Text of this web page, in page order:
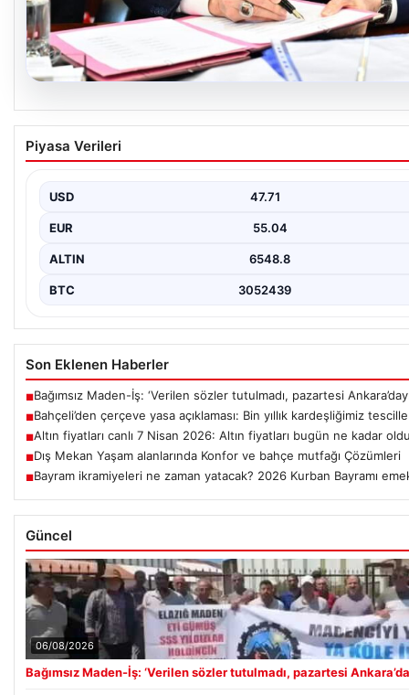
05.08.2026
Bahçeli’den çerçeve yasa açıklaması: Bin
kardeşliğimiz tescillendi
Piyasa Verileri
USD 47.71
EUR 55.04
ALTIN 6548.8
BTC 3052439
Son Eklenen Haberler
■Bağımsız Maden-İş: ‘Verilen sözler tutulmadı, pazartesi
■Bahçeli’den çerçeve yasa açıklaması: Bin yıllık kardeşliğimiz
■Altın fiyatları canlı 7 Nisan 2026: Altın fiyatları bugün ne kadar
■Dış Mekan Yaşam alanlarında Konfor ve bahçe mutfağı Çözümleri
■Bayram ikramiyeleri ne zaman yatacak? 2026 Kurban Bayramı
Güncel
06/08/2026
Bağımsız Maden-İş: ‘Verilen sözler tutulmadı, pazartesi